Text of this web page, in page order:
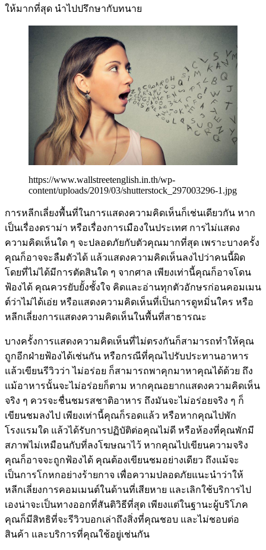
ให้มากที่สุด นำไปปรึกษากับทนาย
https://www.wallstreetenglish.in.th/wp-
content/uploads/2019/03/shutterstock_297003296-1.jpg
การหลีกเลี่ยงพื้นที่ในการแสดงความคิดเห็นก็เช่นเดียวกัน หาก
เป็นเรื่องดราม่า หรือเรื่องการเมืองในประเทศ การไม่แสดง
ความคิดเห็นใด ๆ จะปลอดภัยกับตัวคุณมากที่สุด เพราะบางครั้ง
คุณก็อาจจะลืมตัวได้ แล้วแสดงความคิดเห็นลงไปว่าคนนี้ผิด
โดยที่ไม่ได้มีการตัดสินใด ๆ จากศาล เพียงเท่านี้คุณก็อาจโดน
ฟ้องได้ คุณควรยับยั้งชั้งใจ คิดและอ่านทุกตัวอักษรก่อนคอมเมน
ต์ว่าไม่ได้เอ่ย หรือแสดงความคิดเห็นที่เป็นการดูหมิ่นใคร หรือ
หลีกเลี่ยงการแสดงความคิดเห็นในพื้นที่สาธารณะ
บางครั้งการแสดงความคิดเห็นที่ไม่ตรงกันก็สามารถทำให้คุณ
ถูกอีกฝ่ายฟ้องได้เช่นกัน หรือกรณีที่คุณไปรับประทานอาหาร
แล้วเขียนรีวิวว่า ไม่อร่อย ก็สามารถพาคุกมาหาคุณได้ด้วย ถึง
แม้อาหารนั้นจะไม่อร่อยก็ตาม หากคุณอยากแสดงความคิดเห็น
จริง ๆ ควรจะชื่นชมรสชาติอาหาร ถึงมันจะไม่อร่อยจริง ๆ ก็
เขียนชมลงไป เพียงเท่านี้คุณก็รอดแล้ว หรือหากคุณไปพัก
โรงแรมใด แล้วได้รับการปฏิบัติต่อคุณไม่ดี หรือห้องที่คุณพักมี
สภาพไม่เหมือนกับที่ลงโฆษณาไว้ หากคุณไปเขียนความจริง
คุณก็อาจจะถูกฟ้องได้ คุณต้องเขียนชมอย่างเดียว ถึงแม้จะ
เป็นการโกหกอย่างร้ายกาจ เพื่อความปลอดภัยแนะนำว่าให้
หลีกเลี่ยงการคอมเมนต์ในด้านที่เสียหาย และเลิกใช้บริการไป
เองน่าจะเป็นทางออกที่สันติวิธีที่สุด เพียงแต่ในฐานะผู้บริโภค
คุณก็มีสิทธิที่จะรีวิวบอกเล่าถึงสิ่งที่คุณชอบ และไม่ชอบต่อ
สินค้า และบริการที่คุณใช้อยู่เช่นกัน